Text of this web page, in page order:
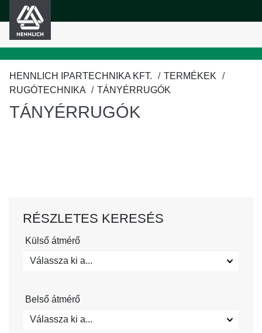
tartalomra
HENNLICH IPARTECHNIKA KFT.
TERMÉKEK
RUGÓTECHNIKA
TÁNYÉRRUGÓK
TÁNYÉRRUGÓK
RÉSZLETES KERESÉS
Külső átmérő
Válassza ki a...
Belső átmérő
Válassza ki a...